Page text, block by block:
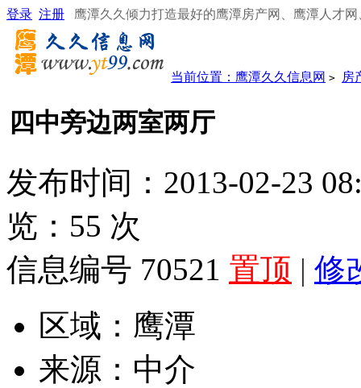
登录 注册 鹰潭久久倾力打造最好的鹰潭房产网、鹰潭人才
当前位置： 鹰潭久久信息网 > 房
四中旁边两室两厅
发布时间：2013-02-23
览： 55 次
信息编号 70521 置顶 | 修
区域： 鹰潭
来源： 中介